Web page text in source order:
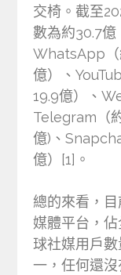
交椅。截至
數為約30.7億
WhatsApp
億）、
19.9億）、
Telegram（
億)、
億）[1]。
總的來看，
媒體平台，
球社媒用戶
一，任何還